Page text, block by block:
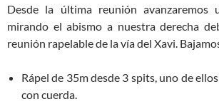
Desde la última reunión
mirando el abismo a nuestra derecha
reunión rapelable de la vía del Xavi.
Rápel de 35m desde 3 spits, uno de
con cuerda.